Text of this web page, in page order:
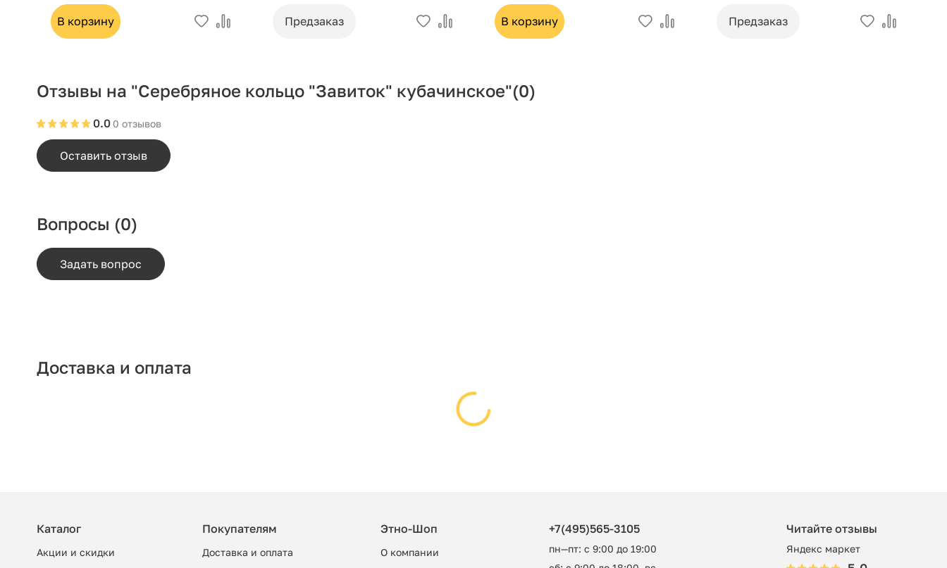
В корзину Предзаказ В корзину Предзаказ
Отзывы на "Серебряное кольцо "Завиток" кубачинское"(0)
0 отзывов
0.0
Оставить отзыв
Вопросы (0)
Задать вопрос
Доставка и оплата
Каталог
Акции и скидки
Покупателям
Доставка и оплата
Этно-Шоп
О компании
+7(495)565-3105
пн—пт: с 9:00 до 19:00
Читайте отзывы
Яндекс маркет